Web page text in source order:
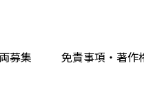
募集 免責事項・著作